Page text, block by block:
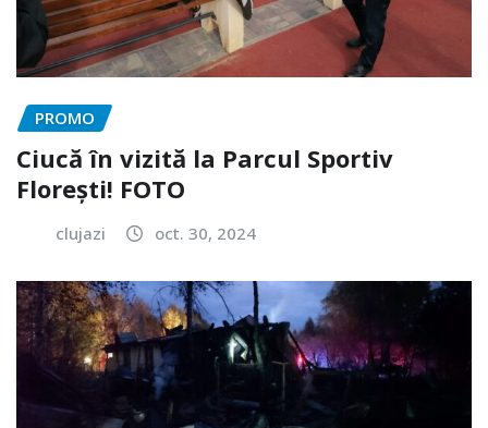
PROMO
Ciucă în vizită la Parcul Sportiv
Florești! FOTO
clujazi oct. 30, 2024